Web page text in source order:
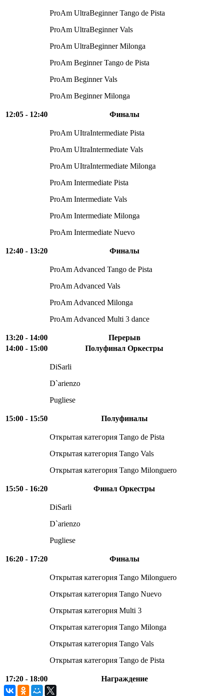
ProAm UltraBeginner Tango de Pista
ProAm UltraBeginner Vals
ProAm UltraBeginner Milonga
ProAm Beginner Tango de Pista
ProAm Beginner Vals
ProAm Beginner Milonga
12:05 - 12:40 Финалы
ProAm UItraIntermediate Pista
ProAm UItraIntermediate Vals
ProAm UItraIntermediate Milonga
ProAm Intermediate Pista
ProAm Intermediate Vals
ProAm Intermediate Milonga
ProAm Intermediate Nuevo
12:40 - 13:20 Финалы
ProAm Advanced Tango de Pista
ProAm Advanced Vals
ProAm Advanced Milonga
ProAm Advanced Multi 3 dance
13:20 - 14:00
Перерыв
14:00 - 15:00
Полуфинал Оркестры
DiSarli
D`arienzo
Pugliese
15:00 - 15:50 Полуфиналы
Открытая категория Tango de Pista
Открытая категория Tango Vals
Открытая категория Tango Milonguero
15:50 - 16:20 Финал Оркестры
DiSarli
D`arienzo
Pugliese
16:20 - 17:20 Финалы
Открытая категория Tango Milonguero
Открытая категория Tango Nuevo
Открытая категория Multi 3
Открытая категория Tango Milonga
Открытая категория Tango Vals
Открытая категория Tango de Pista
17:20 - 18:00 Награждение